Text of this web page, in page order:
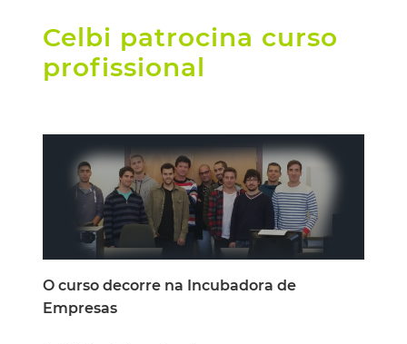
Celbi patrocina curso
profissional
O curso decorre na Incubadora de
Empresas